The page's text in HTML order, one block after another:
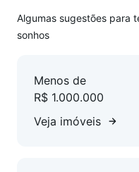
Algumas sugestões para
sonhos
Menos de
R$ 1.000.000
Veja imóveis